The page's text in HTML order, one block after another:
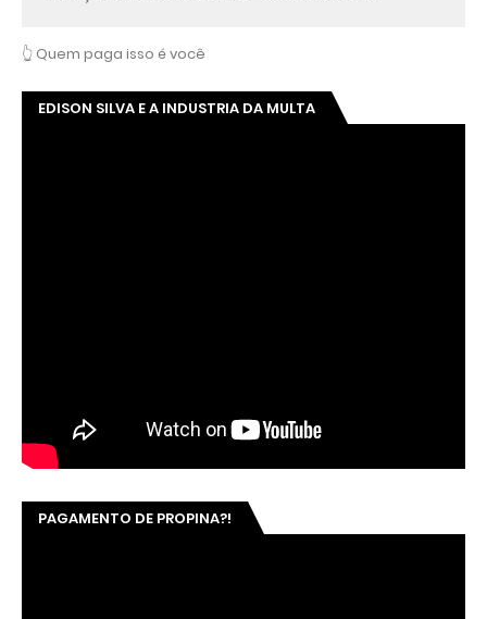
👆 Quem paga isso é você
EDISON SILVA E A INDUSTRIA DA MULTA
PAGAMENTO DE PROPINA?!